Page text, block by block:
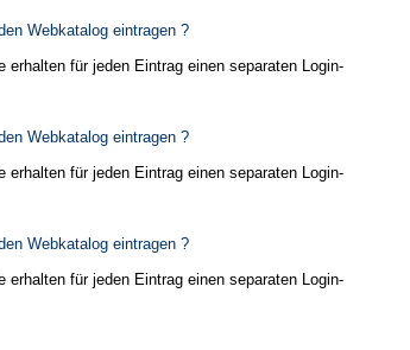
Webkatalog eintragen ?
erhalten für jeden Eintrag einen separaten Login-
Webkatalog eintragen ?
erhalten für jeden Eintrag einen separaten Login-
Webkatalog eintragen ?
erhalten für jeden Eintrag einen separaten Login-